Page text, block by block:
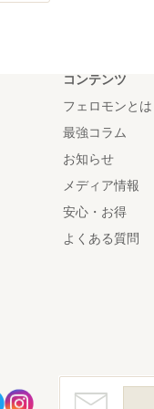
コンテンツ
フェロモンとは
最強コラム
お知らせ
メディア情報
安心・お得
よくある質問